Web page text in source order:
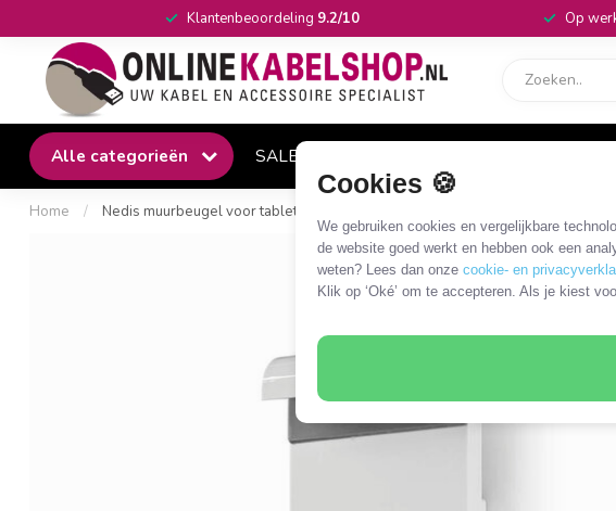
Cookies 🍪
We gebruiken cookies en vergelijkbare
de website goed werkt en hebben ook een
weten? Lees dan onze cookie- en
Klik op ‘Oké’ om te accepteren. Als je kiest
Klantenbeoordeling 9.2/10 Op
Alle categorieën SALE
Home / Nedis muurbeugel voor tablets / draaibaar